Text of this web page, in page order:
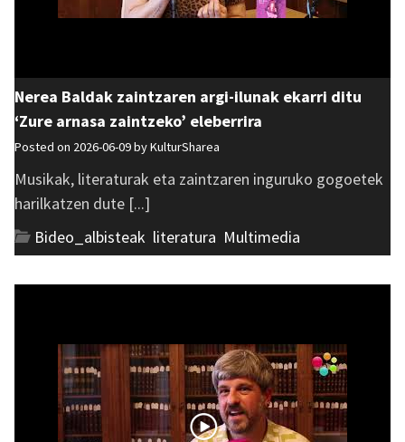
Nerea Baldak zaintzaren argi-ilunak ekarri ditu
‘Zure arnasa zaintzeko’ eleberrira
Posted on 2026-06-09 byKulturSharea
Musikak, literaturak eta zaintzaren inguruko gogoetek
harilkatzen dute [...]
Bideo_albisteak literatura Multimedia